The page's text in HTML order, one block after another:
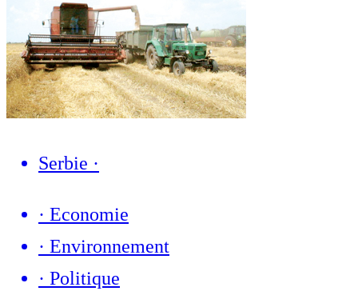
Serbie ·
· Economie
· Environnement
· Politique